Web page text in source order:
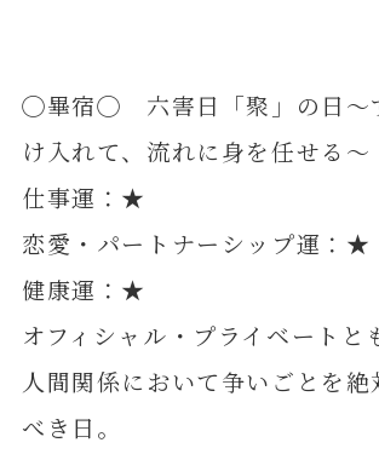
◯畢宿◯ 六害日「聚」の日～
け入れて、流れに身を任せる～
仕事運：★
恋愛・パートナーシップ運：★
健康運：★
オフィシャル・プライベートと
人間関係において争いごとを絶
べき日。